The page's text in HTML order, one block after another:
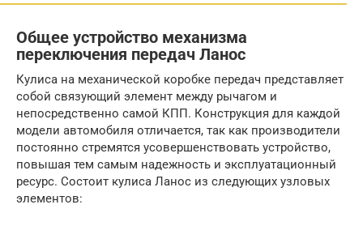
Общее устройство механизма
переключения передач Ланос
Кулиса на механической коробке передач представляет
собой связующий элемент между рычагом и
непосредственно самой КПП. Конструкция для каждой
модели автомобиля отличается, так как производители
постоянно стремятся усовершенствовать устройство,
повышая тем самым надежность и эксплуатационный
ресурс. Состоит кулиса Ланос из следующих узловых
элементов: